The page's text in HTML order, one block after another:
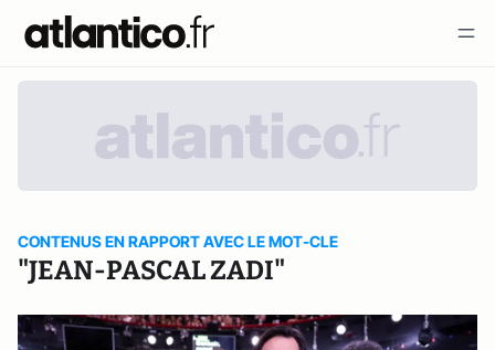
CONTENUS EN RAPPORT AVEC LE MOT-CLE
"JEAN-PASCAL ZADI"